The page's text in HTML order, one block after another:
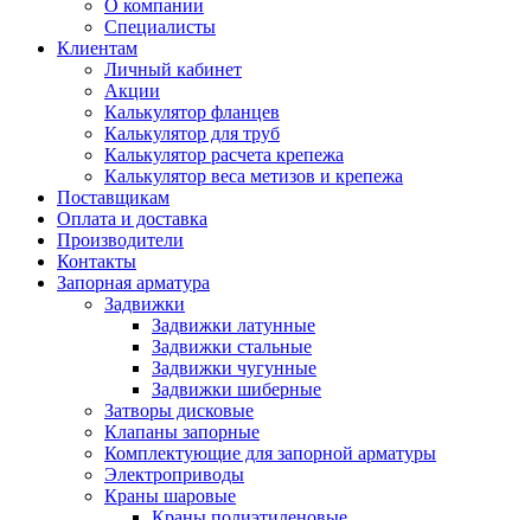
О компании
Специалисты
Клиентам
Личный кабинет
Акции
Калькулятор фланцев
Калькулятор для труб
Калькулятор расчета крепежа
Калькулятор веса метизов и крепежа
Поставщикам
Оплата и доставка
Производители
Контакты
Запорная арматура
Задвижки
Задвижки латунные
Задвижки стальные
Задвижки чугунные
Задвижки шиберные
Затворы дисковые
Клапаны запорные
Комплектующие для запорной арматуры
Электроприводы
Краны шаровые